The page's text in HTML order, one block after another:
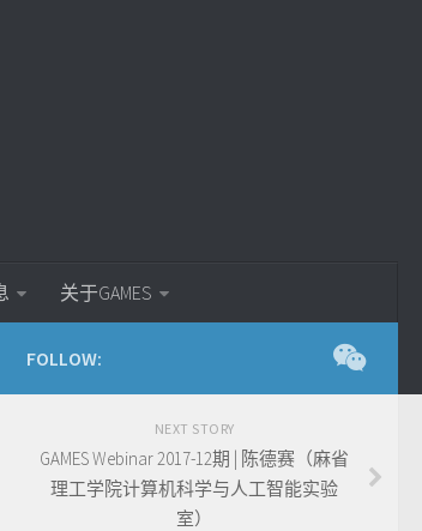
关于GAMES
FOLLOW:
NEXT STORY
GAMES Webinar 2017-12期 | 陈德赛（麻省
理工学院计算机科学与人工智能实验
室）